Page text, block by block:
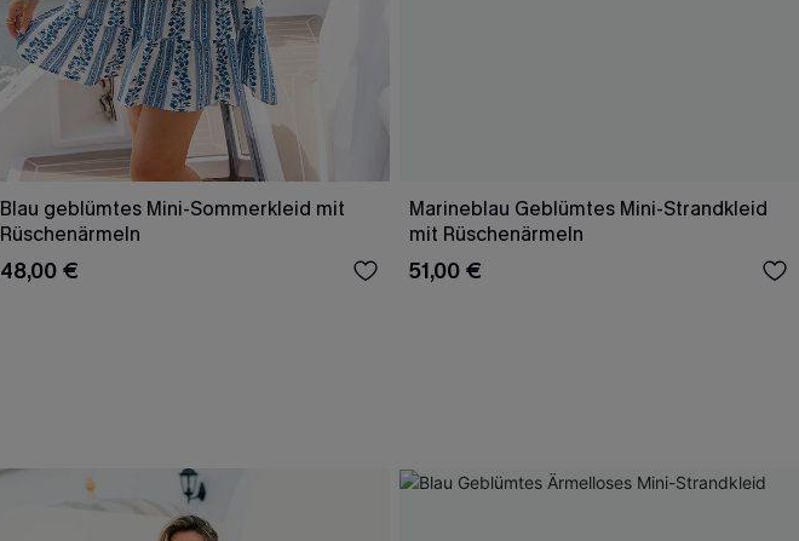
Blau geblümtes Mini-Sommerkleid mit
Rüschenärmeln
48,00 €
Marineblau Geblümtes Mini-Strandkleid
mit Rüschenärmeln
51,00 €